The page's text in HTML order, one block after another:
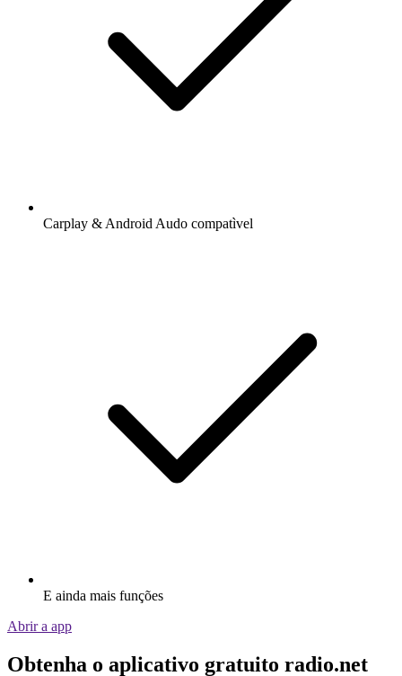
Carplay & Android Audo compatìvel
E ainda mais funções
Abrir a app
Obtenha o aplicativo gratuito radio.net